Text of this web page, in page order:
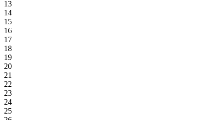
13
14
15
16
17
18
19
20
21
22
23
24
25